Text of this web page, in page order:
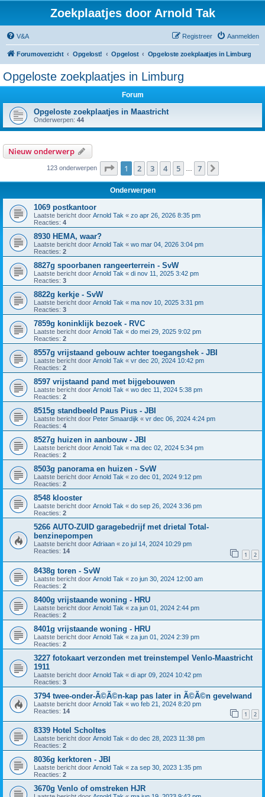
Zoekplaatjes door Arnold Tak
V&A Aanmelden
Registreer
Forumoverzicht Opgelost! Opgelost Opgeloste zoekplaatjes in Limburg
Opgeloste zoekplaatjes in Limburg
Forum
Opgeloste zoekplaatjes in Maastricht
Onderwerpen: 44
Nieuw onderwerp
123 onderwerpen Pagina van 7
1 2 3 4 5 7
Onderwerpen
1069 postkantoor
Laatste bericht door Arnold Tak « zo apr 26, 2026 8:35 pm
Reacties: 4
8930 HEMA, waar?
Laatste bericht door Arnold Tak « wo mar 04, 2026 3:04 pm
Reacties: 2
8827g spoorbanen rangeerterrein - SvW
Laatste bericht door Arnold Tak « di nov 11, 2025 3:42 pm
Reacties: 3
8822g kerkje - SvW
Laatste bericht door Arnold Tak « ma nov 10, 2025 3:31 pm
Reacties: 3
7859g koninklijk bezoek - RVC
Laatste bericht door Arnold Tak « do mei 29, 2025 9:02 pm
Reacties: 2
8557g vrijstaand gebouw achter toegangshek - JBI
Laatste bericht door Arnold Tak « vr dec 20, 2024 10:42 pm
Reacties: 2
8597 vrijstaand pand met bijgebouwen
Laatste bericht door Arnold Tak « wo dec 11, 2024 5:38 pm
Reacties: 2
8515g standbeeld Paus Pius - JBI
Laatste bericht door Peter Smaardijk « vr dec 06, 2024 4:24 pm
Reacties: 4
8527g huizen in aanbouw - JBI
Laatste bericht door Arnold Tak « ma dec 02, 2024 5:34 pm
Reacties: 2
8503g panorama en huizen - SvW
Laatste bericht door Arnold Tak « zo dec 01, 2024 9:12 pm
Reacties: 2
8548 klooster
Laatste bericht door Arnold Tak « do sep 26, 2024 3:36 pm
Reacties: 2
5266 AUTO-ZUID garagebedrijf met drietal Total-
benzinepompen
Laatste bericht door Adriaan « zo jul 14, 2024 10:29 pm
Reacties: 14 1 2
8438g toren - SvW
Laatste bericht door Arnold Tak « zo jun 30, 2024 12:00 am
Reacties: 2
8400g vrijstaande woning - HRU
Laatste bericht door Arnold Tak « za jun 01, 2024 2:44 pm
Reacties: 2
8401g vrijstaande woning - HRU
Laatste bericht door Arnold Tak « za jun 01, 2024 2:39 pm
Reacties: 2
3227 fotokaart verzonden met treinstempel Venlo-Maastricht
1911
Laatste bericht door Arnold Tak « di apr 09, 2024 10:42 pm
Reacties: 3
3794 twee-onder-Ã©Ã©n-kap pas later in Ã©Ã©n gevelwand
Laatste bericht door Arnold Tak « wo feb 21, 2024 8:20 pm
Reacties: 14 1 2
8339 Hotel Scholtes
Laatste bericht door Arnold Tak « do dec 28, 2023 11:38 pm
Reacties: 2
8036g kerktoren - JBI
Laatste bericht door Arnold Tak « za sep 30, 2023 1:35 pm
Reacties: 2
3670g Venlo of omstreken HJR